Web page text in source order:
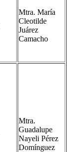
Mtra. María
Cleotilde
Juárez
Camacho
Mtra.
Guadalupe
Nayeli Pérez
Domínguez